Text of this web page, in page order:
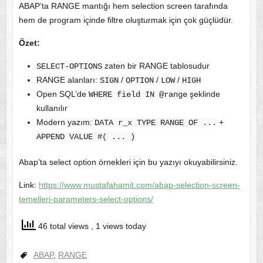
ABAP’ta RANGE mantığı hem selection screen tarafında
hem de program içinde filtre oluşturmak için çok güçlüdür.
Özet:
SELECT-OPTIONSzaten bir RANGE tablosudur
RANGE alanları: SIGN/ OPTION/ LOW/ HIGH
Open SQL’de WHERE field IN @rangeşeklinde
kullanılır
Modern yazım: DATA r_x TYPE RANGE OF ... +
APPEND VALUE #( ... )
Abap’ta select option örnekleri için bu yazıyı okuyabilirsiniz.
Link: https://www.mustafahamit.com/abap-selection-screen-
temelleri-parameters-select-options/
46 total views , 1 views today
ABAP, RANGE